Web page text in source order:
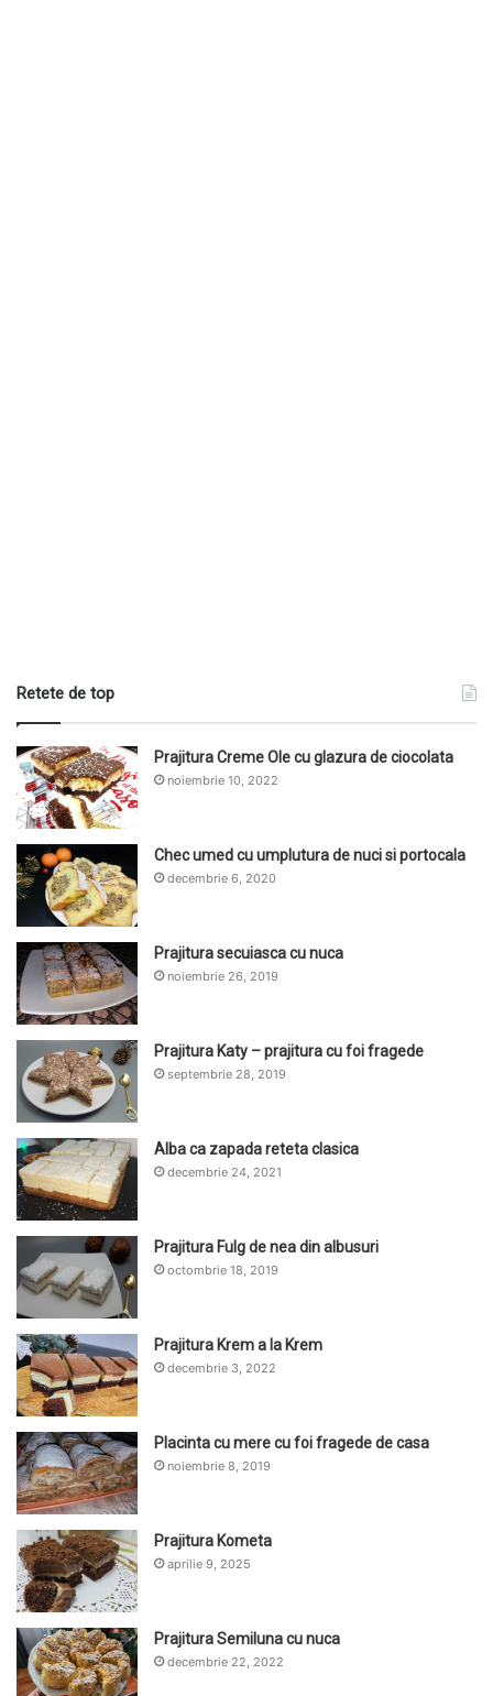
Retete de top
Prajitura Creme Ole cu glazura de ciocolata
noiembrie 10, 2022
Chec umed cu umplutura de nuci si portocala
decembrie 6, 2020
Prajitura secuiasca cu nuca
noiembrie 26, 2019
Prajitura Katy – prajitura cu foi fragede
septembrie 28, 2019
Alba ca zapada reteta clasica
decembrie 24, 2021
Prajitura Fulg de nea din albusuri
octombrie 18, 2019
Prajitura Krem a la Krem
decembrie 3, 2022
Placinta cu mere cu foi fragede de casa
noiembrie 8, 2019
Prajitura Kometa
aprilie 9, 2025
Prajitura Semiluna cu nuca
decembrie 22, 2022